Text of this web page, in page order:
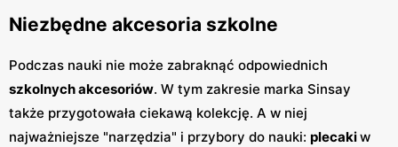
Niezbędne akcesoria szkolne
Podczas nauki nie może zabraknąć odpowiednich
szkolnych akcesoriów. W tym zakresie marka Sinsay
także przygotowała ciekawą kolekcję. A w niej
najważniejsze "narzędzia" i przybory do nauki: plecakiw